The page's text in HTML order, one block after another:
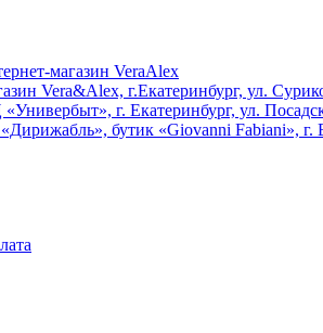
магазин VeraAlex
Vera&Alex, г.Екатеринбург, ул.
г. Екатеринбург, ул.
бутик «Giovanni Fabiani», г.